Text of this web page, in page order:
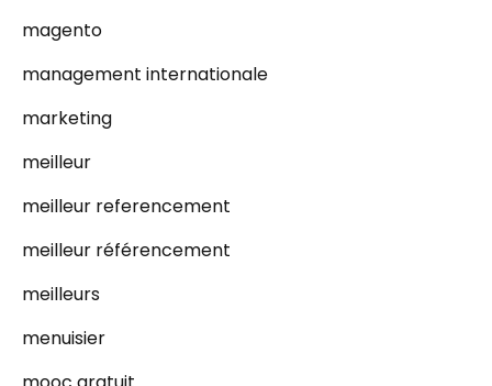
magento
management internationale
marketing
meilleur
meilleur referencement
meilleur référencement
meilleurs
menuisier